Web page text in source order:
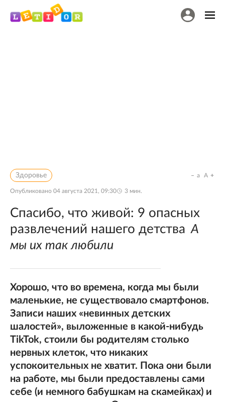
Здоровье
Опубликовано 04 августа 2021, 09:30 3 мин.
a A
Спасибо, что живой: 9 опасных
развлечений нашего детства А
мы их так любили
Хорошо, что во времена, когда мы были
маленькие, не существовало смартфонов.
Записи наших «невинных детских
шалостей», выложенные в какой-нибудь
TikTok, стоили бы родителям столько
нервных клеток, что никаких
успокоительных не хватит. Пока они были
на работе, мы были предоставлены сами
себе (и немного бабушкам на скамейках) и